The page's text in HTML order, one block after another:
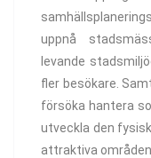
uppnå
levande
fler besökare.
försöka hantera
utveckla den
attraktiva områden.